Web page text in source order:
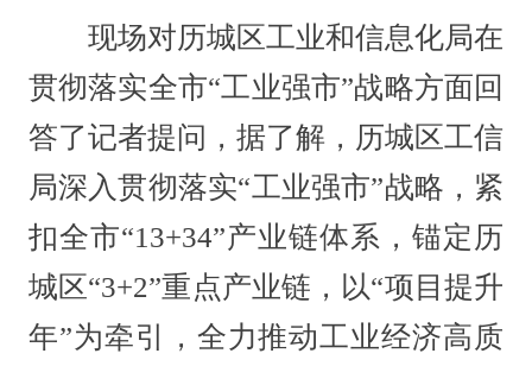
现场对历城区工业和信息化局在
贯彻落实全市“工业强市”战略方面回
答了记者提问，据了解，历城区工信
局深入贯彻落实“工业强市”战略，紧
扣全市“13+34”产业链体系，锚定历
城区“3+2”重点产业链，以“项目提升
年”为牵引，全力推动工业经济高质